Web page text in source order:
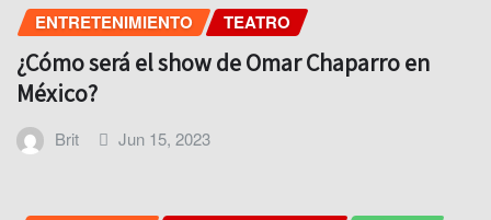
ENTRETENIMIENTO TEATRO
¿Cómo será el show de Omar Chaparro en
México?
Brit Jun 15, 2023